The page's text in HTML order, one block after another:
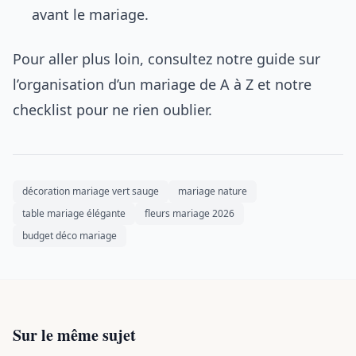
avant le mariage.
Pour aller plus loin, consultez notre guide sur
l’organisation d’un mariage de A à Z et notre
checklist pour ne rien oublier.
décoration mariage vert sauge
mariage nature
table mariage élégante
fleurs mariage 2026
budget déco mariage
Sur le même sujet